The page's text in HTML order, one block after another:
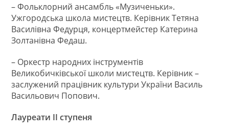
– Фольклорний ансамбль «Музиченьки».
Ужгородська школа мистецтв. Керівник Тетяна
Василівна Федурця, концертмейстер Катерина
Золтанівна Федаш.
– Оркестр народних інструментів
Великобичківської школи мистецтв. Керівник –
заслужений працівник культури України Василь
Васильович Попович.
Лауреати ІІ ступеня